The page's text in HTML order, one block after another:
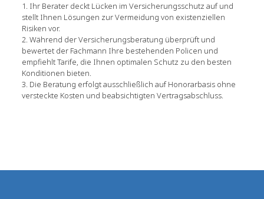
1. Ihr Berater deckt Lücken im Versicherungsschutz auf und
stellt Ihnen Lösungen zur Vermeidung von existenziellen
Risiken vor.
2. Während der Versicherungsberatung überprüft und
bewertet der Fachmann Ihre bestehenden Policen und
empfiehlt Tarife, die Ihnen optimalen Schutz zu den besten
Konditionen bieten.
3. Die Beratung erfolgt ausschließlich auf Honorarbasis ohne
versteckte Kosten und beabsichtigten Vertragsabschluss.